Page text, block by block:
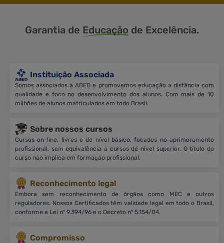
Garantia de Educação de Excelência.
Instituição Associada
Somos associados à ABED e promovemos educação a distância com
qualidade e foco no desenvolvimento dos alunos. Com mais de 10
milhões de alunos matriculados em todo Brasil.
Sobre nossos cursos
Cursos on-line, livres e de nível básico, focados no aprimoramento
profissional, sem equivalência a cursos de nível superior. O título do
curso não implica em formação profissional.
Reconhecimento legal
Embora sem reconhecimento de órgãos como MEC e outros
reguladores. Nossos Certificados têm validade legal em todo o Brasil,
conforme a Lei nº 9.394/96 e o Decreto nº 5.154/04.
Compromisso